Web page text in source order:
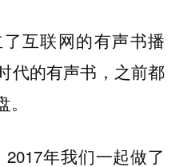
互联网的有声书播
代的有声书，之前都
年我们一起做了